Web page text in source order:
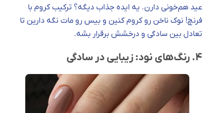
عید هم‌خونی دارن. یه ایده جذاب دیگه؟ ترکیب کروم با
فرنچ! نوک ناخن رو کروم کنین و بیس رو مات نگه دارین تا
تعادل بین سادگی و درخشش برقرار بشه.
۴. رنگ‌های نود: زیبایی در سادگی